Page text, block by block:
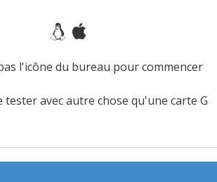
l'icône du bureau pour commencer
tester avec autre chose qu'une carte G